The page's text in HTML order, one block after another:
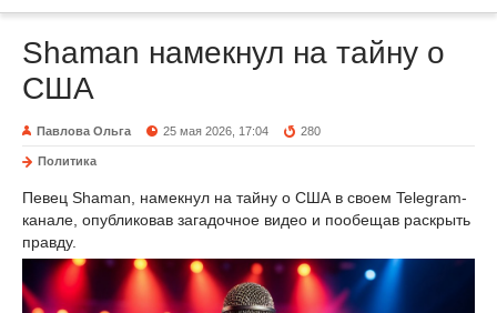
Shaman намекнул на тайну о
США
Павлова Ольга 25 мая 2026, 17:04 280
Политика
Певец Shaman, намекнул на тайну о США в своем Telegram-
канале, опубликовав загадочное видео и пообещав раскрыть
правду.